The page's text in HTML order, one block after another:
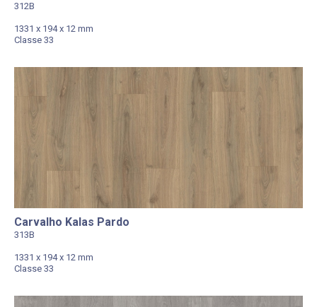
312B
1331 x 194 x 12 mm
Classe 33
Carvalho Kalas Pardo
313B
1331 x 194 x 12 mm
Classe 33